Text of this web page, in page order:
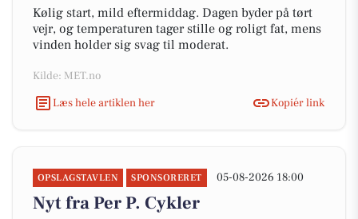
Kølig start, mild eftermiddag. Dagen byder på tørt
vejr, og temperaturen tager stille og roligt fat, mens
vinden holder sig svag til moderat.
Kilde: MET.no
Læs hele artiklen her
Kopiér link
OPSLAGSTAVLEN SPONSORERET 05-08-2026 18:00
Nyt fra Per P. Cykler